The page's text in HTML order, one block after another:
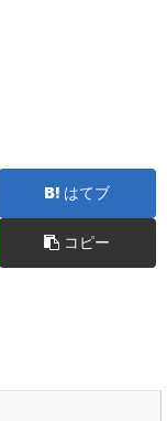
はてブ
コピー